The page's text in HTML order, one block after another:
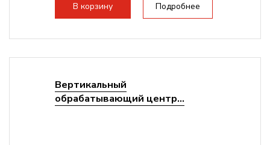
В корзину Подробнее
Вертикальный
обрабатывающий центр...